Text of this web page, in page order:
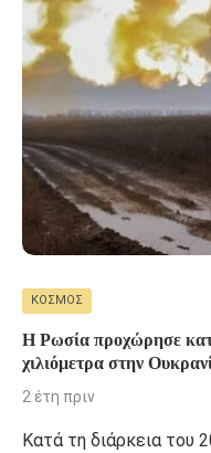
ΚΌΣΜΟΣ
Η Ρωσία προχώρησε
χιλιόμετρα στην
2 έτη πριν
Κατά τη διάρκεια του